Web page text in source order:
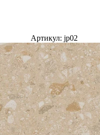
Артикул: jp02